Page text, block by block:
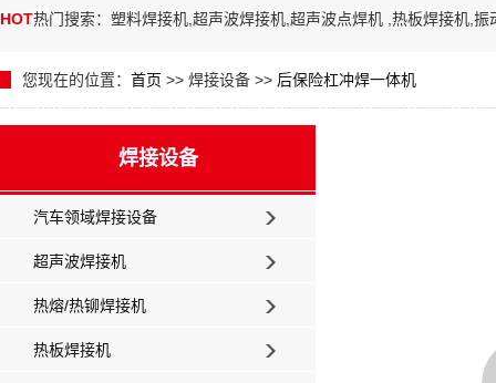
HOT热门搜索：塑料焊接机,超声波焊接机,超声波点焊机 ,热板焊接机,振
您现在的位置： 首页 >> 焊接设备 >> 后保险杠冲焊一体机
焊接设备
汽车领域焊接设备
超声波焊接机
热熔/热铆焊接机
热板焊接机